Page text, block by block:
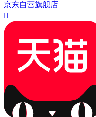
京东自营旗舰店
